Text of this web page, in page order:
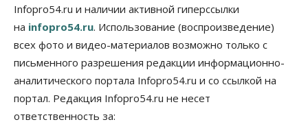
Бизнес Общество
Новосибирцы стали реже оформлять
дома по упрощенной схеме
07 Августа 2026, 16:00
Общество Право&Порядок
Роспотребнадзор изъял почти полторы тонны
мяса в Новосибирской области
Infopro54.ru и наличии активной гиперссылки
на infopro54.ru. Использование (воспроизведение)
всех фото и видео-материалов возможно только с
письменного разрешения редакции информационно-
аналитического портала Infopro54.ru и со ссылкой на
портал. Редакция Infopro54.ru не несет
ответственность за: